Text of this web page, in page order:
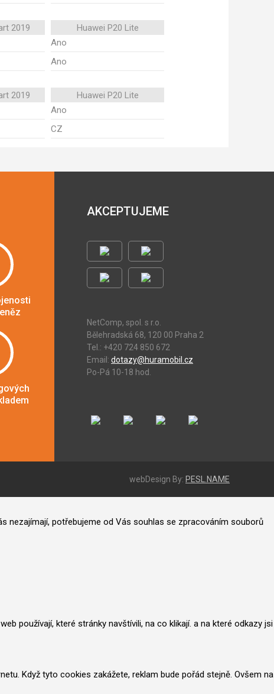
2019
Huawei P20 Lite
Ano
Ano
2019
Huawei P20 Lite
Ano
CZ
AKCEPTUJEME
NetComp, spol. s r.o.
Bělehradská 68, 120 00 Praha 2
Tel.: +420 724 850 672
Email: dotazy@huramobil.cz
Po-Pá 10-18 hod.
webDesign By: PESL.NAME
nezajímají, potřebujeme od Vás souhlas se zpracováním souborů
používají, které stránky navštívili, na co klikají. a na které odkazy jsi
Když tyto cookies zakážete, reklam bude pořád stejně. Ovšem na